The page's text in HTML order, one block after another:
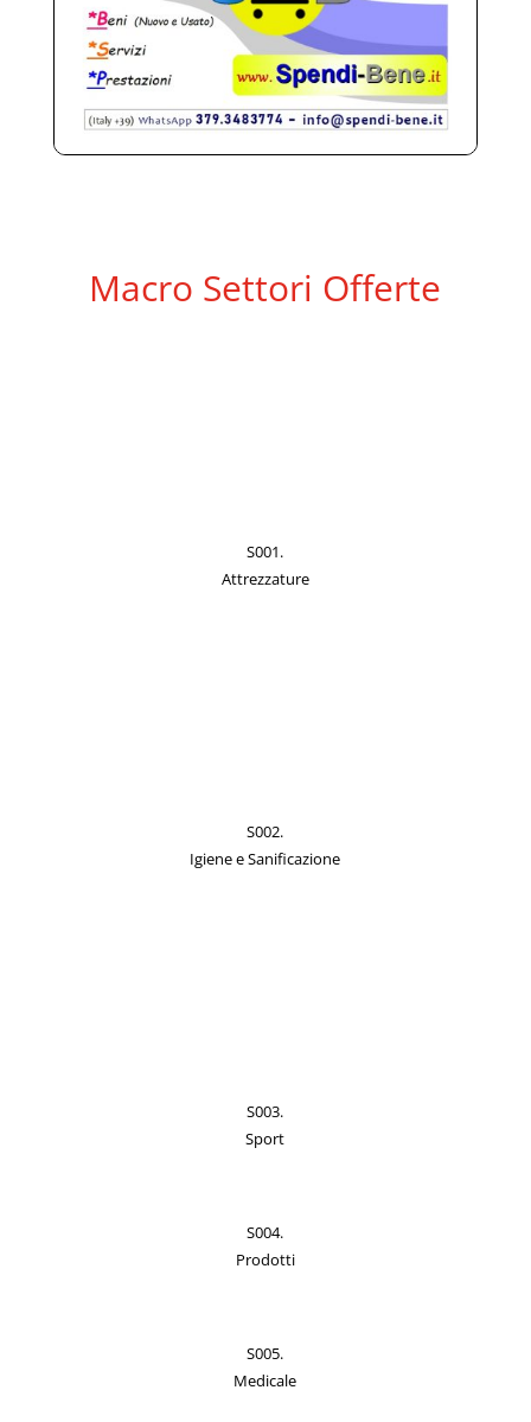
Macro Settori Offerte
S001.
Attrezzature
S002.
Igiene e Sanificazione
S003.
Sport
S004.
Prodotti
S005.
Medicale